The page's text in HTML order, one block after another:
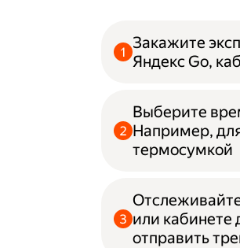
Закажите
Яндекс Go,
Выберите
Например,
термосумкой
или кабинете
отправить